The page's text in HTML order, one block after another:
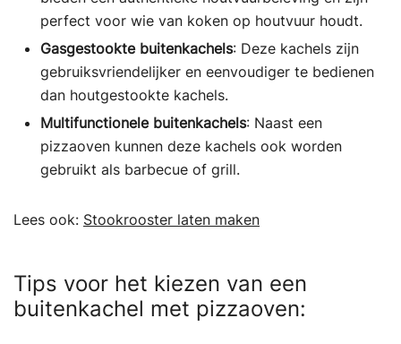
perfect voor wie van koken op houtvuur houdt.
Gasgestookte buitenkachels: Deze kachels zijn
gebruiksvriendelijker en eenvoudiger te bedienen
dan houtgestookte kachels.
Multifunctionele buitenkachels: Naast een
pizzaoven kunnen deze kachels ook worden
gebruikt als barbecue of grill.
Lees ook: Stookrooster laten maken
Tips voor het kiezen van een
buitenkachel met pizzaoven: